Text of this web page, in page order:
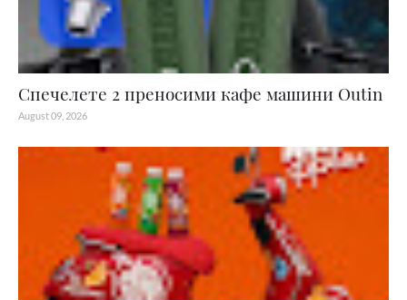
Спечелете 2 преносими кафе машини Outin
August 09, 2026